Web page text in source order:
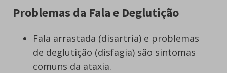
Problemas da Fala e Deglutição
Fala arrastada (disartria) e problemas
de deglutição (disfagia) são sintomas
comuns da ataxia.